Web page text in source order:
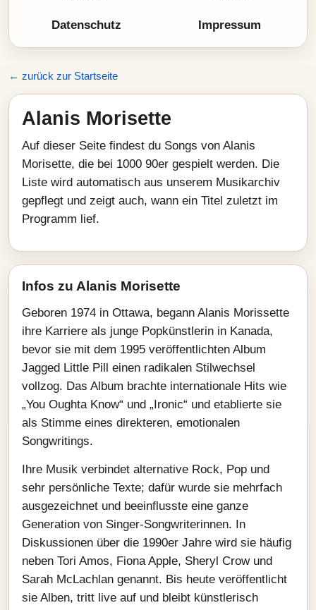
Datenschutz Impressum
← zurück zur Startseite
Alanis Morisette
Auf dieser Seite findest du Songs von Alanis
Morisette, die bei 1000 90er gespielt werden. Die
Liste wird automatisch aus unserem Musikarchiv
gepflegt und zeigt auch, wann ein Titel zuletzt im
Programm lief.
Infos zu Alanis Morisette
Geboren 1974 in Ottawa, begann Alanis Morissette
ihre Karriere als junge Popkünstlerin in Kanada,
bevor sie mit dem 1995 veröffentlichten Album
Jagged Little Pill einen radikalen Stilwechsel
vollzog. Das Album brachte internationale Hits wie
„You Oughta Know“ und „Ironic“ und etablierte sie
als Stimme eines direkteren, emotionalen
Songwritings.
Ihre Musik verbindet alternative Rock, Pop und
sehr persönliche Texte; dafür wurde sie mehrfach
ausgezeichnet und beeinflusste eine ganze
Generation von Singer‑Songwriterinnen. In
Diskussionen über die 1990er Jahre wird sie häufig
neben Tori Amos, Fiona Apple, Sheryl Crow und
Sarah McLachlan genannt. Bis heute veröffentlicht
sie Alben, tritt live auf und bleibt künstlerisch